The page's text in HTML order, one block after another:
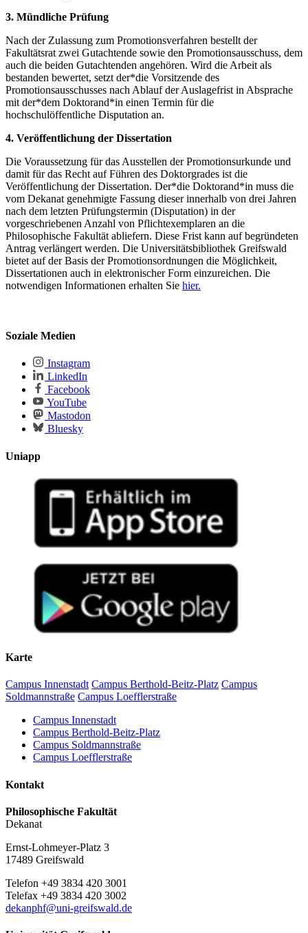
3. Mündliche Prüfung
Nach der Zulassung zum Promotionsverfahren bestellt der
Fakultätsrat zwei Gutachtende sowie den Promotionsausschuss, dem
auch die beiden Gutachtenden angehören. Wird die Arbeit als
bestanden bewertet, setzt der*die Vorsitzende des
Promotionsausschusses nach Ablauf der Auslagefrist in Absprache
mit der*dem Doktorand*in einen Termin für die
hochschulöffentliche Disputation an.
4. Veröffentlichung der Dissertation
Die Voraussetzung für das Ausstellen der Promotionsurkunde und
damit für das Recht auf Führen des Doktorgrades ist die
Veröffentlichung der Dissertation. Der*die Doktorand*in muss die
vom Dekanat genehmigte Fassung dieser innerhalb von drei Jahren
nach dem letzten Prüfungstermin (Disputation) in der
vorgeschriebenen Anzahl von Pflichtexemplaren an die
Philosophische Fakultät abliefern. Diese Frist kann auf begründeten
Antrag verlängert werden. Die Universitätsbibliothek Greifswald
bietet auf der Basis der Promotionsordnungen die Möglichkeit,
Dissertationen auch in elektronischer Form einzureichen. Die
notwendigen Informationen erhalten Sie hier.
Soziale Medien
Instagram
LinkedIn
Facebook
YouTube
Mastodon
Bluesky
Uniapp
Karte
Campus Innenstadt Campus Berthold-Beitz-Platz Campus
Soldmannstraße Campus Loefflerstraße
Campus Innenstadt
Campus Berthold-Beitz-Platz
Campus Soldmannstraße
Campus Loefflerstraße
Kontakt
Philosophische Fakultät
Dekanat
Ernst-Lohmeyer-Platz 3
17489 Greifswald
Telefon +49 3834 420 3001
Telefax +49 3834 420 3002
dekanphf@uni-greifswald.de